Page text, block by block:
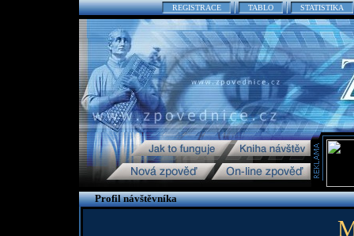
REGISTRACE TABLO STATISTIKA
Profil návštěvníka